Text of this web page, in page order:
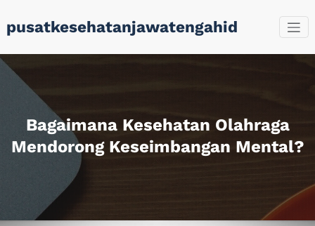
to
content
pusatkesehatanjawatengahid
Bagaimana Kesehatan Olahraga
Mendorong Keseimbangan Mental?